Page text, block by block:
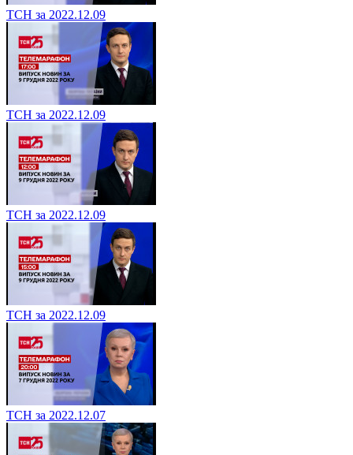
ТСН за 2022.12.09
ТСН за 2022.12.09
ТСН за 2022.12.09
ТСН за 2022.12.09
ТСН за 2022.12.07